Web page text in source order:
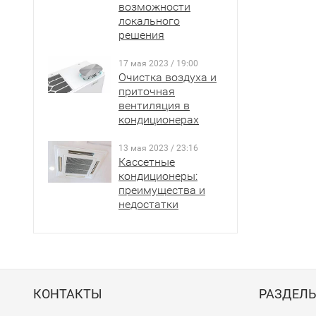
возможности
локального
решения
17 мая 2023 / 19:00
Очистка воздуха и
приточная
вентиляция в
кондиционерах
13 мая 2023 / 23:16
Кассетные
кондиционеры:
преимущества и
недостатки
не
КОНТАКТЫ